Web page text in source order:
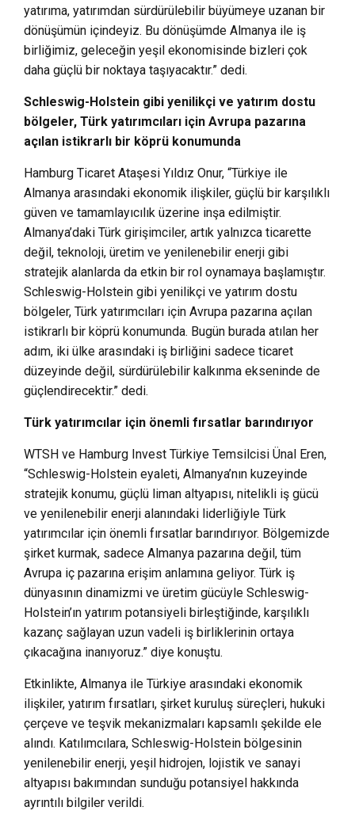
yatırıma, yatırımdan sürdürülebilir büyümeye uzanan bir
dönüşümün içindeyiz. Bu dönüşümde Almanya ile iş
birliğimiz, geleceğin yeşil ekonomisinde bizleri çok
daha güçlü bir noktaya taşıyacaktır.” dedi.
Schleswig-Holstein gibi yenilikçi ve yatırım dostu
bölgeler, Türk yatırımcıları için Avrupa pazarına
açılan istikrarlı bir köprü konumunda
Hamburg Ticaret Ataşesi Yıldız Onur, “Türkiye ile
Almanya arasındaki ekonomik ilişkiler, güçlü bir karşılıklı
güven ve tamamlayıcılık üzerine inşa edilmiştir.
Almanya’daki Türk girişimciler, artık yalnızca ticarette
değil, teknoloji, üretim ve yenilenebilir enerji gibi
stratejik alanlarda da etkin bir rol oynamaya başlamıştır.
Schleswig-Holstein gibi yenilikçi ve yatırım dostu
bölgeler, Türk yatırımcıları için Avrupa pazarına açılan
istikrarlı bir köprü konumunda. Bugün burada atılan her
adım, iki ülke arasındaki iş birliğini sadece ticaret
düzeyinde değil, sürdürülebilir kalkınma ekseninde de
güçlendirecektir.” dedi.
Türk yatırımcılar için önemli fırsatlar barındırıyor
WTSH ve Hamburg Invest Türkiye Temsilcisi Ünal Eren,
“Schleswig-Holstein eyaleti, Almanya’nın kuzeyinde
stratejik konumu, güçlü liman altyapısı, nitelikli iş gücü
ve yenilenebilir enerji alanındaki liderliğiyle Türk
yatırımcılar için önemli fırsatlar barındırıyor. Bölgemizde
şirket kurmak, sadece Almanya pazarına değil, tüm
Avrupa iç pazarına erişim anlamına geliyor. Türk iş
dünyasının dinamizmi ve üretim gücüyle Schleswig-
Holstein’ın yatırım potansiyeli birleştiğinde, karşılıklı
kazanç sağlayan uzun vadeli iş birliklerinin ortaya
çıkacağına inanıyoruz.” diye konuştu.
Etkinlikte, Almanya ile Türkiye arasındaki ekonomik
ilişkiler, yatırım fırsatları, şirket kuruluş süreçleri, hukuki
çerçeve ve teşvik mekanizmaları kapsamlı şekilde ele
alındı. Katılımcılara, Schleswig-Holstein bölgesinin
yenilenebilir enerji, yeşil hidrojen, lojistik ve sanayi
altyapısı bakımından sunduğu potansiyel hakkında
ayrıntılı bilgiler verildi.